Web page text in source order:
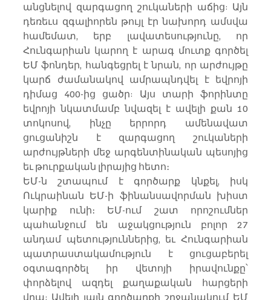
անցնելով զարգացող շուկաների աճից: Այն
դեռեւս զգալիորեն թույլ էր նախորդ ամսվա
համեմատ, երբ լավատեսությունը, որ
Հունգարիան կարող է արագ մուտք գործել
ԵՄ ֆոնդեր, հանգեցրել է նրան, որ արժույթը
կարճ ժամանակով ամրապնդվել է եվրոյի
դիմաց 400-ից ցածր: Այս տարի ֆորինտը
եվրոյի նկատմամբ նվազել է ավելի քան 10
տոկոսով, ինչը երրորդ ամենավատ
ցուցանիշն է զարգացող շուկաների
արժույթների մեջ արգենտինական պեսոյից
եւ թուրքական լիրայից հետո։
ԵՄ-ն շտապում է գործարք կնքել, իսկ
Ուկրաինան ԵՄ-ի ֆինանսավորման խիստ
կարիք ունի։ ԵՄ-ում շատ որոշումներ
պահանջում են աջակցություն բոլոր 27
անդամ պետություններից, եւ Հունգարիան
պատրաստակամություն է ցուցաբերել
օգտագործել իր վետոյի իրավունքը՝
փորձելով ազդել քաղաքական հարցերի
վրա: Ավելի լայն գործարքի շրջանակում ԵՄ